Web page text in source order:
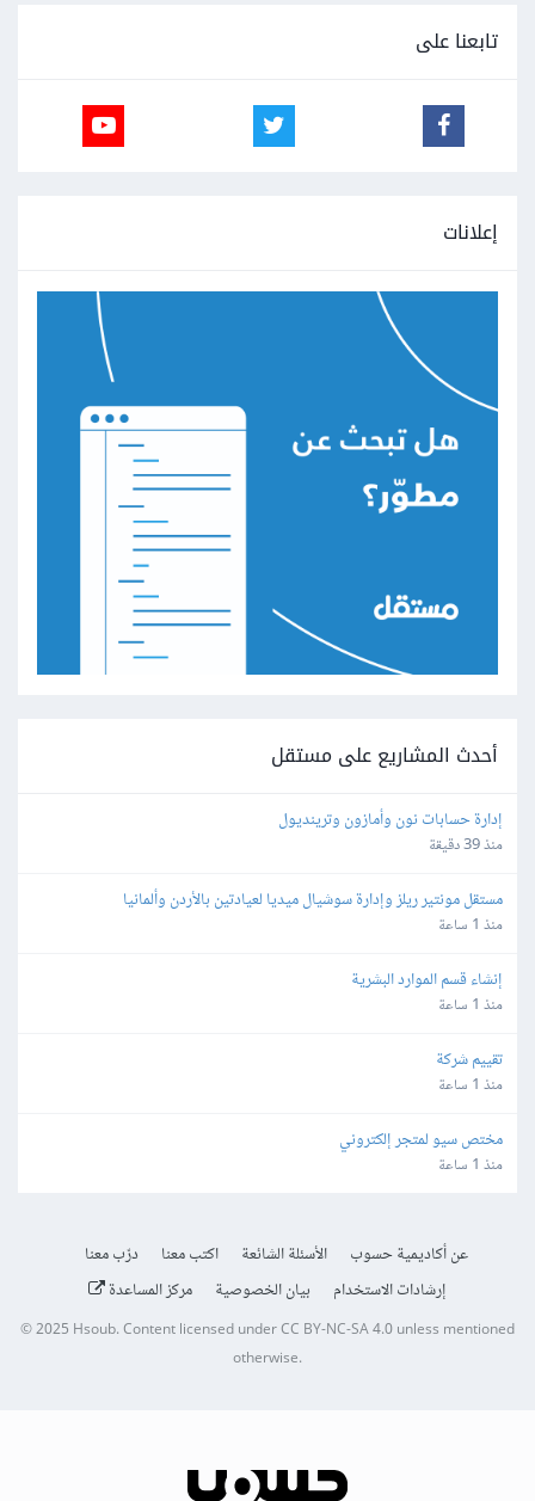
تابعنا على
إعلانات
أحدث المشاريع على مستقل
إدارة حسابات نون وأمازون وترينديول
منذ 39 دقيقة
مستقل مونتير ريلز وإدارة سوشيال ميديا لعيادتين بالأردن وألمانيا
منذ 1 ساعة
إنشاء قسم الموارد البشرية
منذ 1 ساعة
تقييم شركة
منذ 1 ساعة
مختص سيو لمتجر إلكتروني
منذ 1 ساعة
عن أكاديمية حسوب الأسئلة الشائعة اكتب معنا
درّب معنا
إرشادات الاستخدام
بيان الخصوصية مركز المساعدة
© 2025 Hsoub.Content licensed underCC BY-NC-SA 4.0unless mentioned
otherwise.